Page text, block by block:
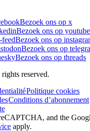
Bezoek ons op x
Bezoek ons op youtube
Bezoek ons op
Bezoek ons op
Bezoek ons op threads
reserved.
Politique cookies
Conditions d’abonnement
and the
apply.